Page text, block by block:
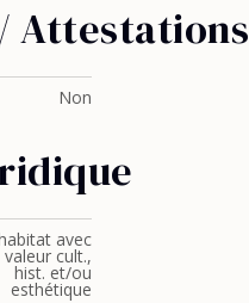
Attestations
Non
avec
valeur cult.,
hist. et/ou
esthétique